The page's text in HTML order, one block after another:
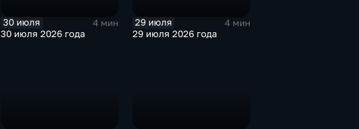
30 июля
4 мин
30 июля 2026 года
29 июля
4 мин
29 июля 2026 года